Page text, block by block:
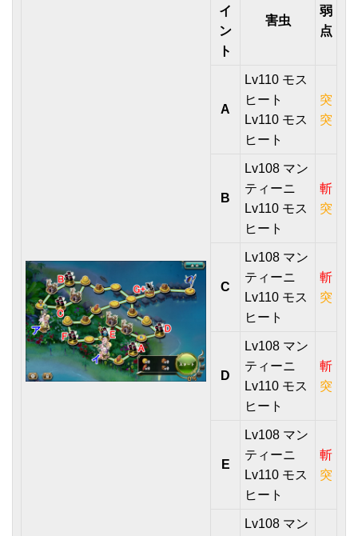
イ
ン
ト
害虫
弱
点
A
Lv110 モス
ヒート
Lv110 モス
ヒート
突
突
B
Lv108 マン
ティーニ
Lv110 モス
ヒート
斬
突
C
Lv108 マン
ティーニ
Lv110 モス
ヒート
斬
突
D
Lv108 マン
ティーニ
Lv110 モス
ヒート
斬
突
E
Lv108 マン
ティーニ
Lv110 モス
ヒート
斬
突
Lv108 マン